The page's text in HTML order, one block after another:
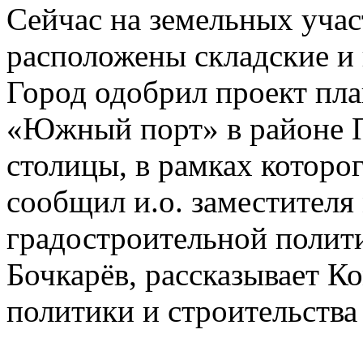
Сейчас на земельных
расположены складские
Город одобрил проект
«Южный порт» в районе
столицы, в рамках
сообщил и.о.
градостроительной
Бочкарёв, рассказывает
политики и